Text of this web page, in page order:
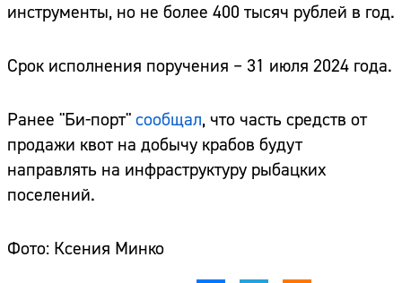
инструменты, но не более 400 тысяч рублей в год.
Срок исполнения поручения – 31 июля 2024 года.
Ранее "Би-порт" сообщал, что часть средств от
продажи квот на добычу крабов будут
направлять на инфраструктуру рыбацких
поселений.
Фото: Ксения Минко